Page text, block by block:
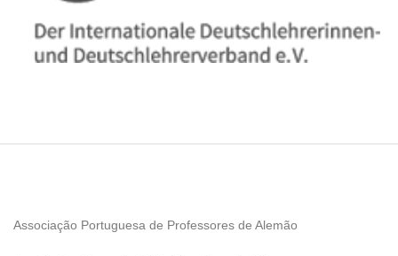
Associação Portuguesa de Professores de Alemão